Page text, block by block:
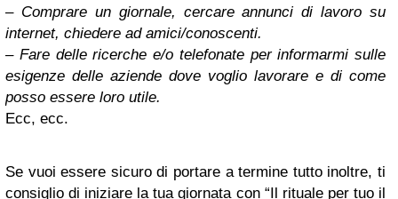
– Comprare un giornale, cercare annunci di lavoro su
internet, chiedere ad amici/conoscenti.
– Fare delle ricerche e/o telefonate per informarmi sulle
esigenze delle aziende dove voglio lavorare e di come
posso essere loro utile.
Ecc, ecc.
Se vuoi essere sicuro di portare a termine tutto inoltre, ti
consiglio di iniziare la tua giornata con “Il rituale per tuo il